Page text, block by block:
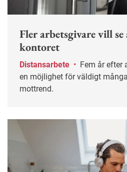
Fler arbetsgivare vill
kontoret
Distansarbete •
en möjlighet för väldigt
mottrend.